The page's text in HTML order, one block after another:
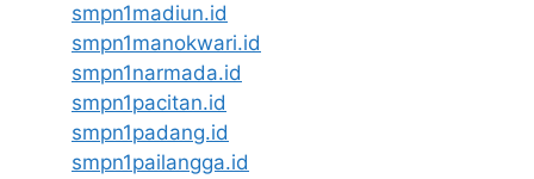
smpn1madiun.id
smpn1manokwari.id
smpn1narmada.id
smpn1pacitan.id
smpn1padang.id
smpn1pailangga.id